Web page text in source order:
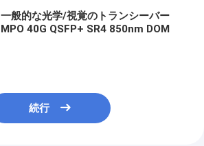
一般的な光学/視覚のトランシーバー
MPO 40G QSFP+ SR4 850nm DOM
続行